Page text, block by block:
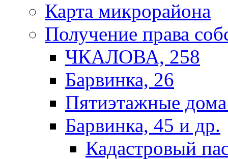
Карта микрорайона
Получение права
ЧКАЛОВА, 258
Барвинка, 26
Пятиэтажные
Барвинка, 45 и др.
Кадастровый